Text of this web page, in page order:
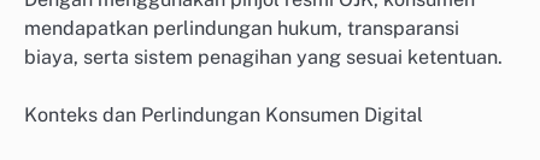
mendapatkan perlindungan hukum, transparansi
biaya, serta sistem penagihan yang sesuai ketentuan.
Konteks dan Perlindungan Konsumen Digital